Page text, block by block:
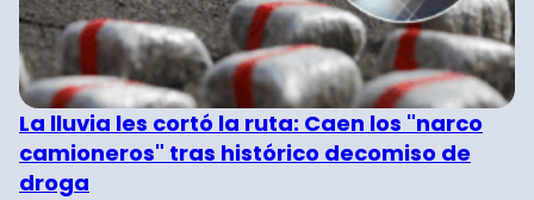
La lluvia les cortó la ruta: Caen los "narco
camioneros" tras histórico decomiso de
droga